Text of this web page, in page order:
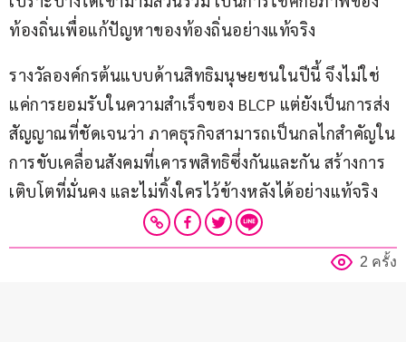
ท้องถิ่นเพื่อแก้ปัญหาของท้องถิ่นอย่างแท้จริง
รางวัลองค์กรต้นแบบด้านสิทธิมนุษยชนในปีนี้ จึงไม่ใช่
แค่การยอมรับในความสำเร็จของ BLCP แต่ยังเป็นการส่ง
สัญญาณที่ชัดเจนว่า ภาคธุรกิจสามารถเป็นกลไกสำคัญใน
การขับเคลื่อนสังคมที่เคารพสิทธิซึ่งกันและกัน สร้างการ
เติบโตที่มั่นคง และไม่ทิ้งใครไว้ข้างหลังได้อย่างแท้จริง
2 ครั้ง